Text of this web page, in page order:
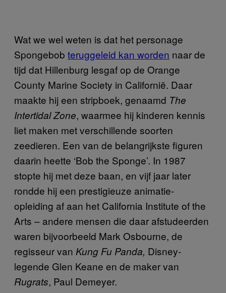
Wat we wel weten is dat het personage
Spongebob teruggeleid kan worden naar de
tijd dat Hillenburg lesgaf op de Orange
County Marine Society in Californië. Daar
maakte hij een stripboek, genaamd The
Intertidal Zone, waarmee hij kinderen kennis
liet maken met verschillende soorten
zeedieren. Een van de belangrijkste figuren
daarin heette ‘Bob the Sponge’. In 1987
stopte hij met deze baan, en vijf jaar later
rondde hij een prestigieuze animatie-
opleiding af aan het California Institute of the
Arts – andere mensen die daar afstudeerden
waren bijvoorbeeld Mark Osbourne, de
regisseur van Kung Fu Panda, Disney-
legende Glen Keane en de maker van
Rugrats, Paul Demeyer.